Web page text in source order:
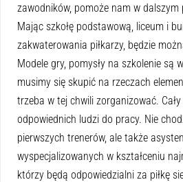
zawodników, pomoże nam w dalszym
Mając szkołę podstawową, liceum i
zakwaterowania piłkarzy, będzie
Modele gry, pomysły na szkolenie są
musimy się skupić na rzeczach
trzeba w tej chwili zorganizować.
odpowiednich ludzi do pracy. Nie
pierwszych trenerów, ale także
wyspecjalizowanych w kształceniu
którzy będą odpowiedzialni za piłkę